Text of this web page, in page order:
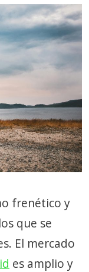
frenético y
que se
El mercado
es amplio y